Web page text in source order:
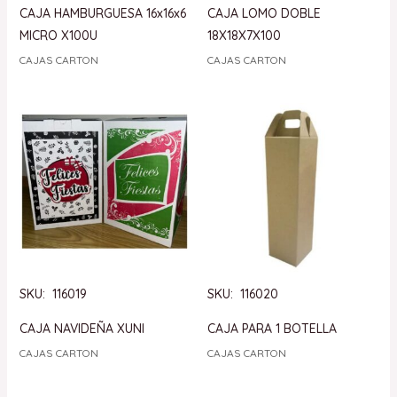
CAJA HAMBURGUESA 16x16x6
MICRO X100U
CAJAS CARTON
CAJA LOMO DOBLE
18X18X7X100
CAJAS CARTON
SKU: 116019
CAJA NAVIDEÑA XUNI
CAJAS CARTON
SKU: 116020
CAJA PARA 1 BOTELLA
CAJAS CARTON